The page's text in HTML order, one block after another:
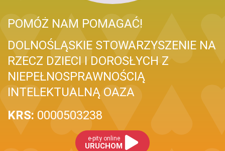
POMÓŻ NAM POMAGAĆ!
DOLNOŚLĄSKIE STOWARZYSZENIE NA
RZECZ DZIECI I DOROSŁYCH Z
NIEPEŁNOSPRAWNOŚCIĄ
INTELEKTUALNĄ OAZA
KRS: 0000503238
e-pity online
URUCHOM